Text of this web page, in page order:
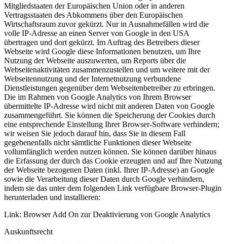
Mitgliedstaaten der Europäischen Union oder in anderen
Vertragsstaaten des Abkommens über den Europäischen
Wirtschaftsraum zuvor gekürzt. Nur in Ausnahmefällen wird die
volle IP-Adresse an einen Server von Google in den USA
übertragen und dort gekürzt. Im Auftrag des Betreibers dieser
Webseite wird Google diese Informationen benutzen, um Ihre
Nutzung der Webseite auszuwerten, um Reports über die
Webseitenaktivitäten zusammenzustellen und um weitere mit der
Webseitennutzung und der Internetnutzung verbundene
Dienstleistungen gegenüber dem Webseitenbetreiber zu erbringen.
Die im Rahmen von Google Analytics von Ihrem Browser
übermittelte IP-Adresse wird nicht mit anderen Daten von Google
zusammengeführt. Sie können die Speicherung der Cookies durch
eine entsprechende Einstellung Ihrer Browser-Software verhindern;
wir weisen Sie jedoch darauf hin, dass Sie in diesem Fall
gegebenenfalls nicht sämtliche Funktionen dieser Webseite
vollumfänglich werden nutzen können. Sie können darüber hinaus
die Erfassung der durch das Cookie erzeugten und auf Ihre Nutzung
der Webseite bezogenen Daten (inkl. Ihrer IP-Adresse) an Google
sowie die Verarbeitung dieser Daten durch Google verhindern,
indem sie das unter dem folgenden Link verfügbare Browser-Plugin
herunterladen und installieren:
Link: Browser Add On zur Deaktivierung von Google Analytics
Auskunftsrecht